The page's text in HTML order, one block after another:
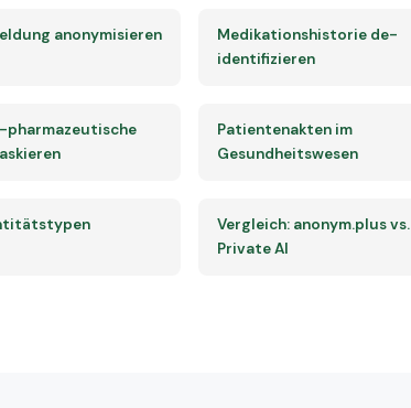
anonymisieren
Medikationshistorie de-
identifizieren
pharmazeutische
Patientenakten im
Gesundheitswesen
Vergleich: anonym.plus vs.
Private AI